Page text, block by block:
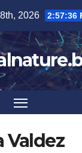
2026 2:57:38
Valdez